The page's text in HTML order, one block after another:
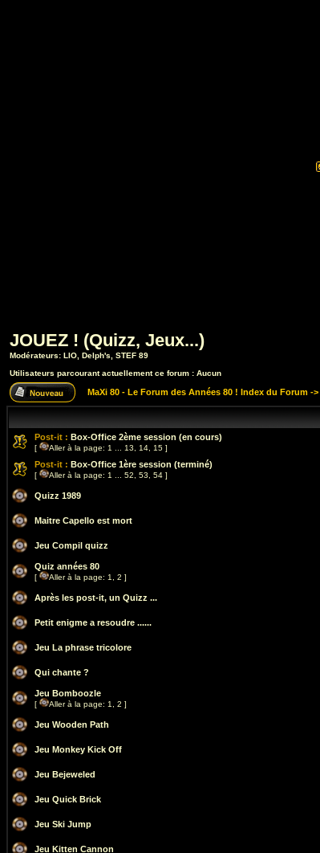
JOUEZ ! (Quizz, Jeux...)
Modérateurs: LIO Delph's
STEF 89
Utilisateurs parcourant actuellement ce forum : Aucun
MaXi 80 - Le Forum des Années 80 ! Index du Forum ->
Post-it : Box-Office 2ème session (en cours)
[ Aller à la page: 1 13 14 15 ]
Post-it : Box-Office 1ère session (terminé)
[ Aller à la page: 1 52 53 54 ]
Quizz 1989
Maitre Capello est mort
Jeu Compil quizz
Quiz années 80
[ Aller à la page: 1 2 ]
Après les post-it, un Quizz ...
Petit enigme a resoudre ......
Jeu La phrase tricolore
Qui chante ?
Jeu Bomboozle
[ Aller à la page: 1 2 ]
Jeu Wooden Path
Jeu Monkey Kick Off
Jeu Bejeweled
Jeu Quick Brick
Jeu Ski Jump
Jeu Kitten Cannon